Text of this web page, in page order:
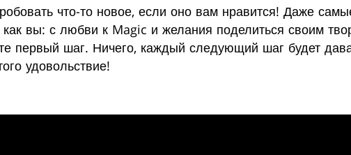
что-то новое, если оно вам нравится! Даже
вы: с любви к Magic и желания поделиться своим
первый шаг. Ничего, каждый следующий шаг будет
удовольствие!